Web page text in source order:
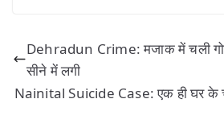
Dehradun Crime: मजाक में चली
सीने में लगी
Nainital Suicide Case: एक ही घर के